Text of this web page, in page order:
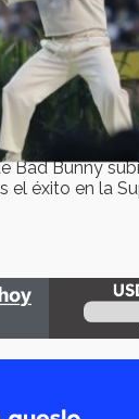
Bad Bunny
el éxito en la